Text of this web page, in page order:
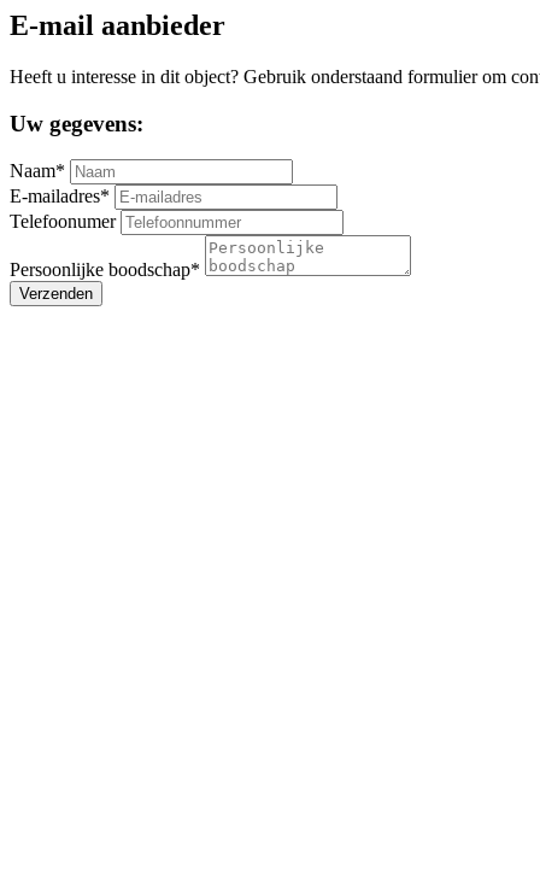
E-mail aanbieder
Heeft u interesse in dit object? Gebruik onderstaand formulier om
Uw gegevens:
Naam*
E-mailadres*
Telefoonumer
Persoonlijke boodschap*
Verzenden